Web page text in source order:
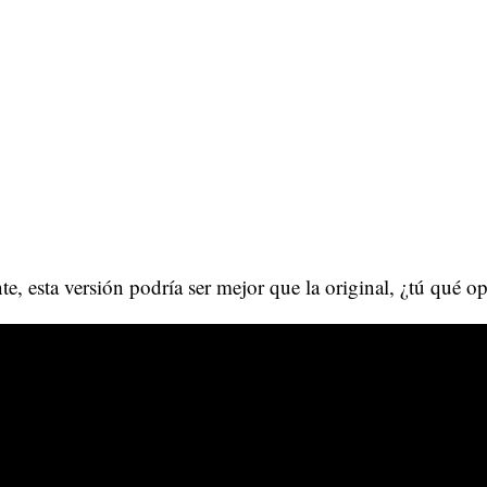
esta versión podría ser mejor que la original, ¿tú qué